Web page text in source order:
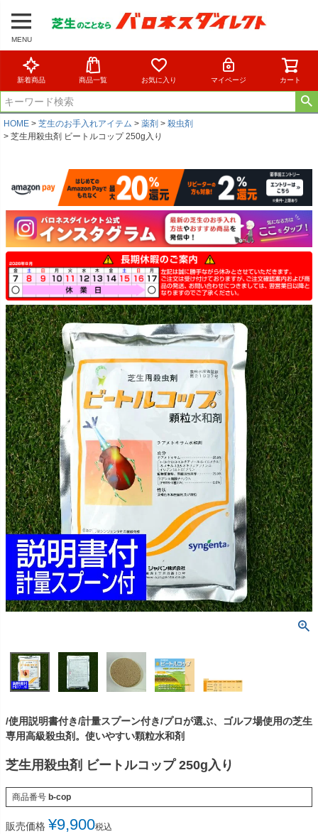
MENU
新着商品 商品一覧 お気に入り マイページ カート
HOME 芝生のお手入れアイテム 薬剤
殺虫剤
芝生用殺虫剤 ビートルコップ 250g入り
/使用説明書付き/計量スプーン付き/プロが選ぶ、ゴルフ場使用の芝生
専用高級殺虫剤。使いやすい顆粒水和剤
芝生用殺虫剤 ビートルコップ 250g入り
商品番号 b-cop
販売価格 ¥9,900税込